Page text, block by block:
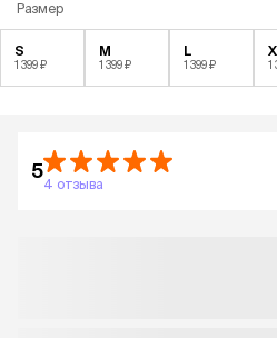
Размер
S
1 399 ₽
M
1 399 ₽
L
1 399 ₽ 1
5
4 отзыва